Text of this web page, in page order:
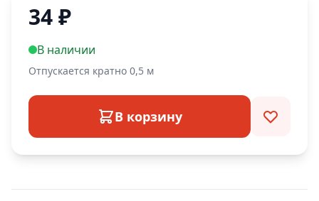
34₽
В наличии
Отпускается кратно 0,5 м
В корзину